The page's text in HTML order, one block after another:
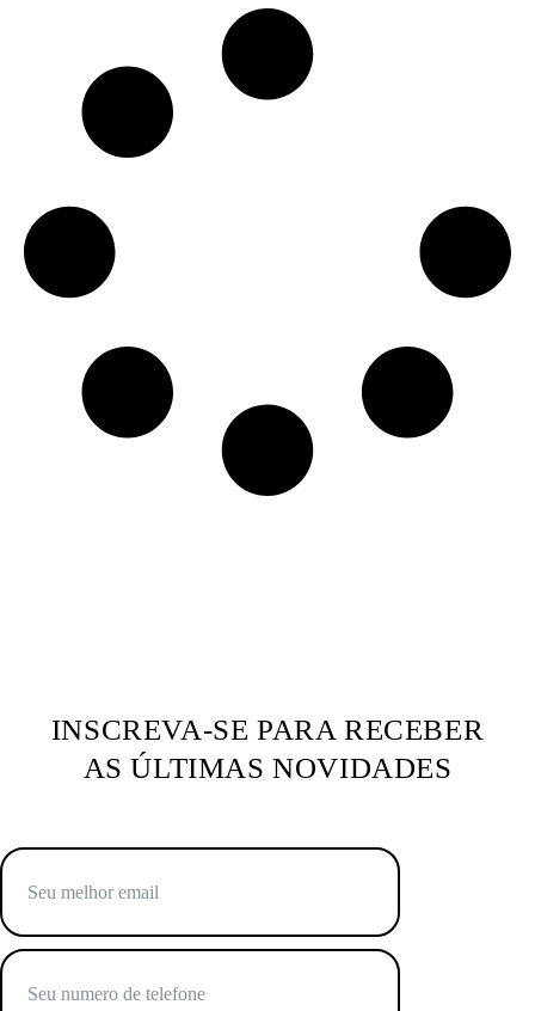
INSCREVA-SE PARA RECEBER
AS ÚLTIMAS NOVIDADES